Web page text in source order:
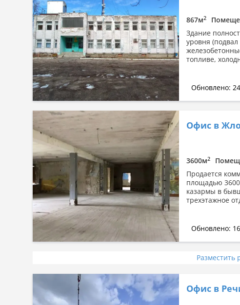
867м2
Здание
уровня
топливе,
Обновлено:
Офис в
3600м2
Продается
площадью
казармы в
трехэтажное
Обновлено:
Разместить
Офис в